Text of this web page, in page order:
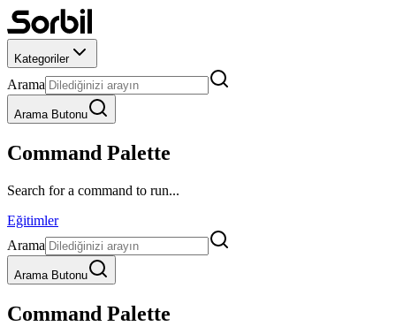
Kategoriler
Arama
Arama Butonu
Command Palette
Search for a command to run...
Eğitimler
Arama
Arama Butonu
Command Palette